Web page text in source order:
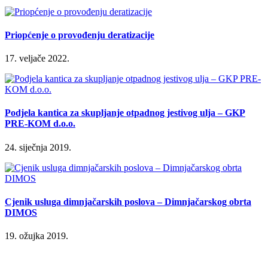
Priopćenje o provođenju deratizacije
17. veljače 2022.
Podjela kantica za skupljanje otpadnog jestivog ulja – GKP
PRE-KOM d.o.o.
24. siječnja 2019.
Cjenik usluga dimnjačarskih poslova – Dimnjačarskog obrta
DIMOS
19. ožujka 2019.